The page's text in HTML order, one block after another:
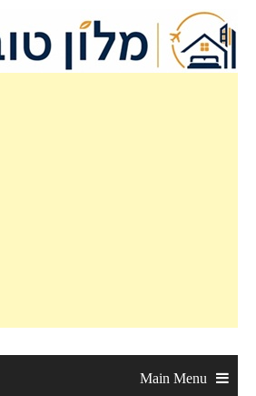
content
Main Menu